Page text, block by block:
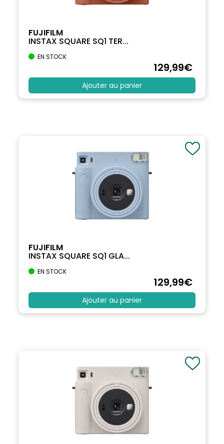
FUJIFILM
INSTAX SQUARE SQ1 TER...
EN STOCK
129,99€
Ajouter au panier
FUJIFILM
INSTAX SQUARE SQ1 GLA...
EN STOCK
129,99€
Ajouter au panier